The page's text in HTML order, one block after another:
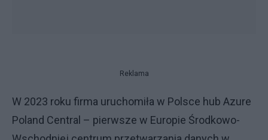
Reklama
W 2023 roku firma uruchomiła w Polsce hub Azure
Poland Central – pierwsze w Europie Środkowo-